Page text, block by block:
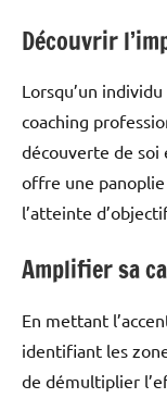
Découvrir
Lorsqu’un
coaching
découverte de soi
offre une
l’atteinte
Amplifier sa
En mettant
identifiant les
de démultiplier